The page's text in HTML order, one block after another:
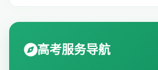
高考服务导航